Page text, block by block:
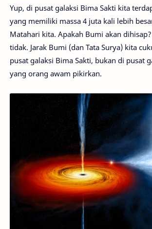
Yup, di pusat galaksi Bima Sakti kita
yang memiliki massa 4 juta kali lebih
Matahari kita. Apakah Bumi akan
tidak. Jarak Bumi (dan Tata Surya) kita
pusat galaksi Bima Sakti, bukan di pusat
yang orang awam pikirkan.